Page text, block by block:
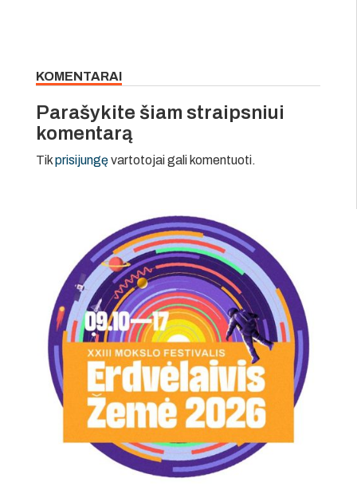
KOMENTARAI
Parašykite šiam straipsniui
komentarą
Tikprisijungęvartotojai gali komentuoti.